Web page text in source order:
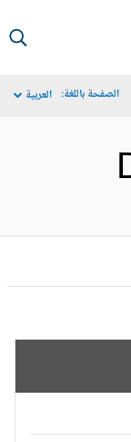
الصفحة باللغة: العربية